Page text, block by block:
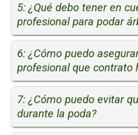
5: ¿Qué debo tener en
profesional para podar
6: ¿Cómo puedo
profesional que contrato
7: ¿Cómo puedo evitar
durante la poda?